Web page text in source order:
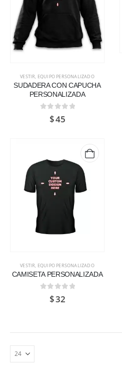
VESTIR, EQUIPO PERSONALIZADO
SUDADERA CON CAPUCHA
PERSONALIZADA
de 5
$45
VESTIR EQUIPO PERSONALIZADO
CAMISETA PERSONALIZADA
de 5
$32